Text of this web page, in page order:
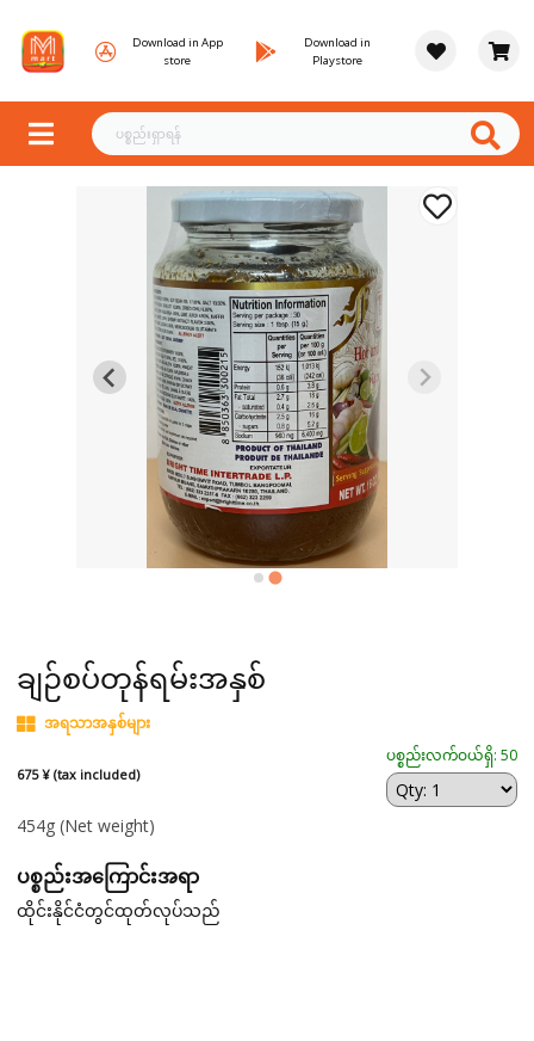
Download in App
store
Download in
Playstore
ချဉ်စပ်တုန်ရမ်းအနှစ်
အရသာအနှစ်များ
675 ¥ (tax included)
ပစ္စည်းလက်ဝယ်ရှိ: 50
454g (Net weight)
ပစ္စည်းအကြောင်းအရာ
ထိုင်းနိုင်ငံတွင်ထုတ်လုပ်သည်